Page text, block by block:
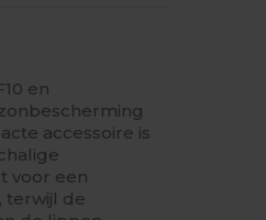
en
accessoire is
voor een
terwijl de